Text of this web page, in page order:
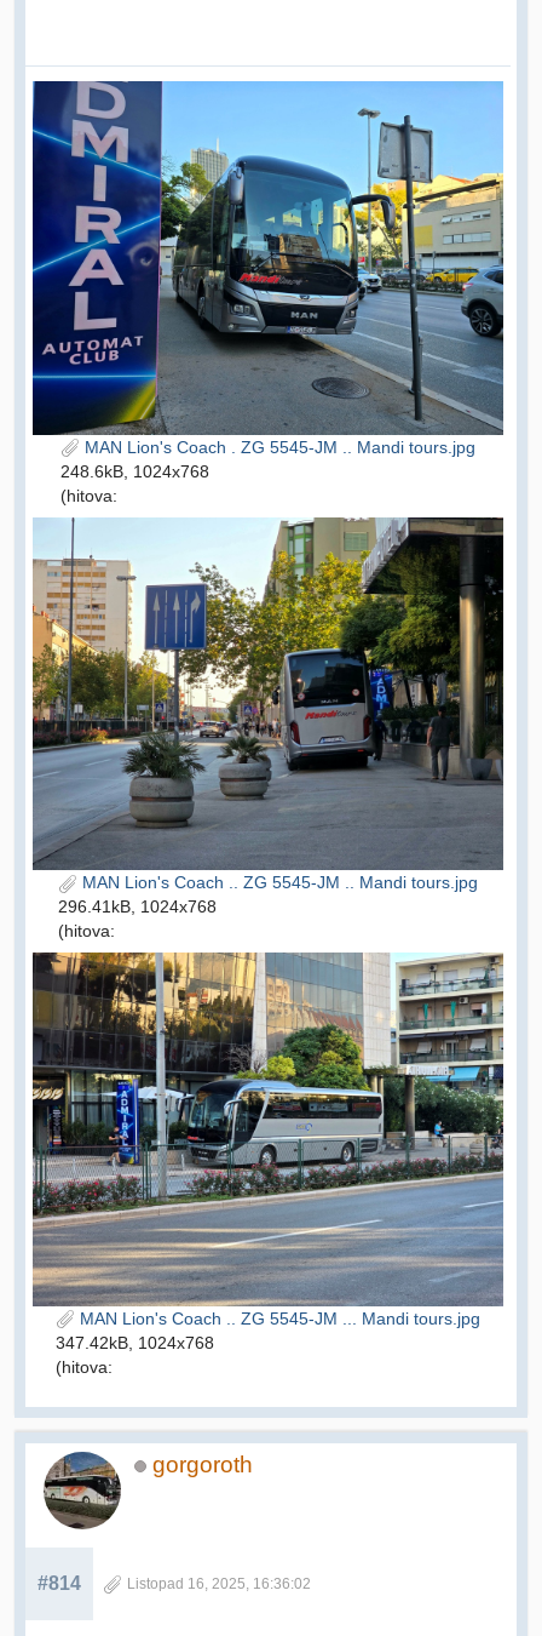
MAN Lion's Coach . ZG 5545-JM .. Mandi tours.jpg
248.6kB, 1024x768
(hitova:
MAN Lion's Coach .. ZG 5545-JM .. Mandi tours.jpg
296.41kB, 1024x768
(hitova:
MAN Lion's Coach .. ZG 5545-JM ... Mandi tours.jpg
347.42kB, 1024x768
(hitova:
gorgoroth
#814 Listopad 16, 2025, 16:36:02